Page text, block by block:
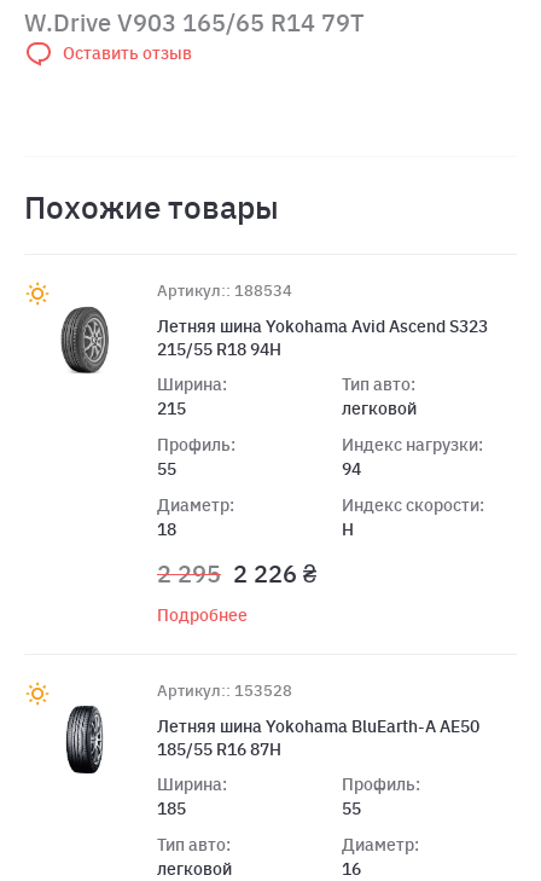
W.Drive V903 165/65 R14 79T
Оставить отзыв
Похожие товары
Артикул:: 188534
Летняя шина Yokohama Avid Ascend S323
215/55 R18 94H
Ширина:
215
Профиль:
55
Диаметр:
18
Тип авто:
легковой
Индекс нагрузки:
94
Индекс скорости:
H
2 295 2 226 ₴
Подробнее
Артикул:: 153528
Летняя шина Yokohama BluEarth-A AE50
185/55 R16 87H
Ширина:
185
Тип авто:
легковой
Профиль:
55
Диаметр:
16